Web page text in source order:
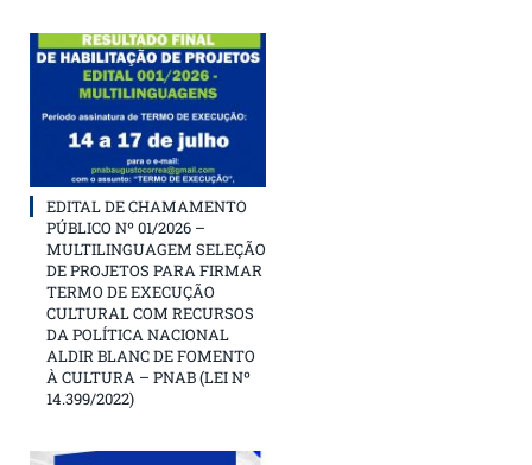
EDITAL DE CHAMAMENTO
PÚBLICO Nº 01/2026 –
MULTILINGUAGEM SELEÇÃO
DE PROJETOS PARA FIRMAR
TERMO DE EXECUÇÃO
CULTURAL COM RECURSOS
DA POLÍTICA NACIONAL
ALDIR BLANC DE FOMENTO
À CULTURA – PNAB (LEI Nº
14.399/2022)